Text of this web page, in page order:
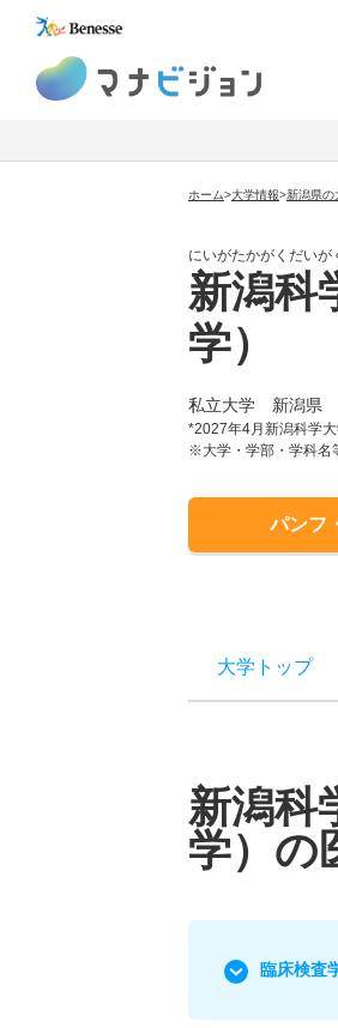
ホーム>大学情報>新潟県の
にいがたかがくだいが
新潟科
学）
私立大学 新潟県
*2027年4月新潟科学
※大学・学部・学科名
パンフ
大学トップ
新潟科
学）の
臨床検査